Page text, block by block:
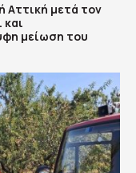
Αττική μετά τον
και
μείωση του